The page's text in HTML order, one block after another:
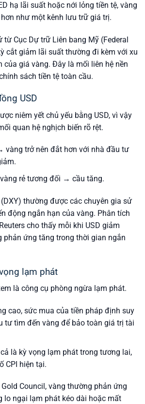
hạ lãi suất hoặc nới lỏng tiền tệ, vàng
như một kênh lưu trữ giá trị.
Cục Dự trữ Liên bang Mỹ (Federal
cắt giảm lãi suất thường đi kèm với xu
của giá vàng. Đây là mối liên hệ nền
sách tiền tệ toàn cầu.
USD
niêm yết chủ yếu bằng USD, vì vậy
quan hệ nghịch biến rõ rệt.
vàng trở nên đắt hơn với nhà đầu tư
rẻ tương đối → cầu tăng.
thường được các chuyên gia sử
động ngắn hạn của vàng. Phân tích
cho thấy mỗi khi USD giảm
phản ứng tăng trong thời gian ngắn
lạm phát
là công cụ phòng ngừa lạm phát.
cao, sức mua của tiền pháp định suy
tìm đến vàng để bảo toàn giá trị tài
là kỳ vọng lạm phát trong tương lai,
CPI hiện tại.
Council, vàng thường phản ứng
lo ngại lạm phát kéo dài hoặc mất